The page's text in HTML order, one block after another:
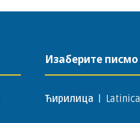
Изаберите писмо
Ћирилица Latinica